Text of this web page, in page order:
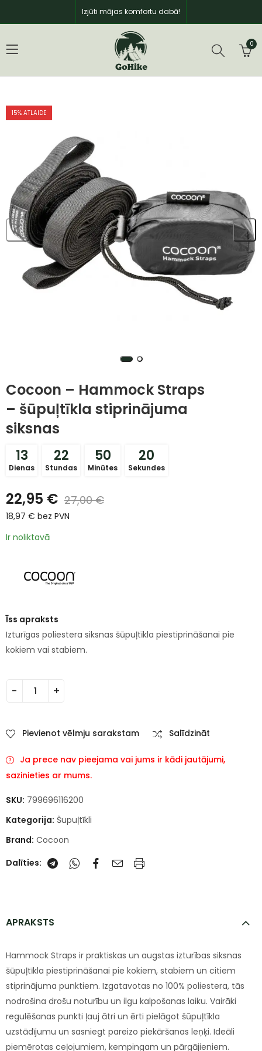
Izjūti mājas komfortu dabā!
0
15% ATLAIDE
Cocoon – Hammock Straps
– šūpuļtīkla stiprinājuma
siksnas
13
Dienas
22
Stundas
50
Minūtes
20
Sekundes
22,95 € 27,00€
18,97 € bez PVN
Ir noliktavā
Īss apraksts
Izturīgas poliestera siksnas šūpuļtīkla piestiprināšanai pie
kokiem vai stabiem.
Pievienot vēlmju sarakstam Salīdzināt
Ja prece nav pieejama vai jums ir kādi jautājumi,
sazinieties ar mums.
SKU: 799696116200
Kategorija: Šupuļtīkli
Brand: Cocoon
Dalīties:
APRAKSTS
Hammock Straps ir praktiskas un augstas izturības siksnas
šūpuļtīkla piestiprināšanai pie kokiem, stabiem un citiem
stiprinājuma punktiem. Izgatavotas no 100% poliestera, tās
nodrošina drošu noturību un ilgu kalpošanas laiku. Vairāki
regulēšanas punkti ļauj ātri un ērti pielāgot šūpuļtīkla
uzstādījumu un sasniegt pareizo piekāršanas leņķi. Ideāli
piemērotas ceļojumiem, kempingam un pārgājieniem.